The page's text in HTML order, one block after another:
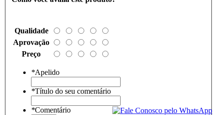
Qualidade
Aprovação
Preço
*Apelido
*Título do seu comentário
*Comentário